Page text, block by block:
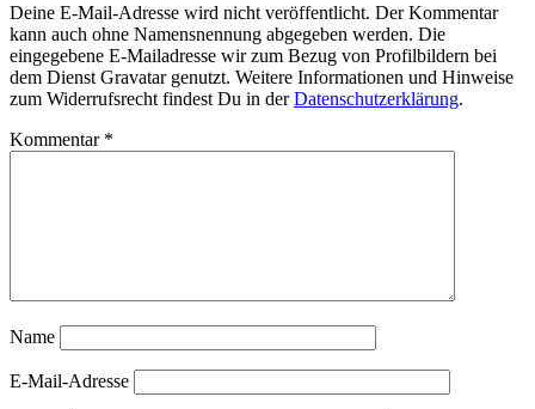
Deine E-Mail-Adresse wird nicht veröffentlicht. Der Kommentar
kann auch ohne Namensnennung abgegeben werden. Die
eingegebene E-Mailadresse wir zum Bezug von Profilbildern bei
dem Dienst Gravatar genutzt. Weitere Informationen und Hinweise
zum Widerrufsrecht findest Du in derDatenschutzerklärung.
Kommentar *
Name
E-Mail-Adresse